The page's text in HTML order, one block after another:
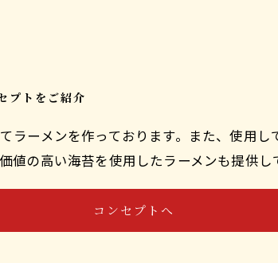
プトをご紹介
ラーメンを作っております。また、使用し
値の高い海苔を使用したラーメンも提供し
コンセプトへ